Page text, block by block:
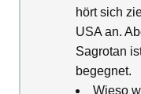
hört sich
USA an.
Sagrotan
begegnet.
Wieso